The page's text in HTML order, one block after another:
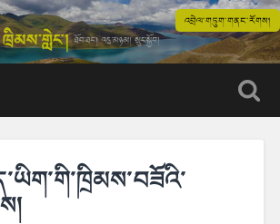
འབྲེལ་གཏུག་གནང་རོགས།